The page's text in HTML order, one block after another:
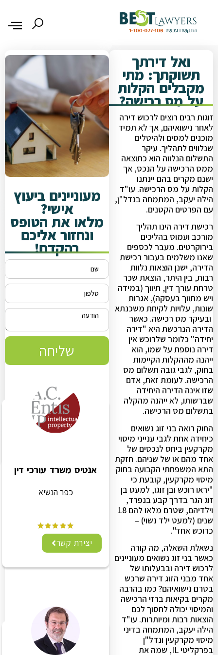
ואל דירתך
תשוקתך: מתי
מקבלים הקלות
על מס רכישה?
זוגות רבים רוצים לרכוש דירה
לאחר נישואיהם, אך לא תמיד
מוכנים למסים ולהיטלים
שנלווים לתהליך. עיקר
התשלום הנלווה הוא כתוצאה
ממס הרכישה על הנכס, אך
ישנם מקרים בהם יינתנו
הקלות על מס הרכישה. עו"ד
הילה יעקב, המתמחה בנדל"ן,
עם הפרטים הקטנים.
רכישת דירה הינו תהליך
מורכב ועמוס בהליכים
בירוקרטים. מעבר לכספים
שאנו משלמים בעבור רכישת
הדירה, ישנן הוצאות נלוות
רבות, בין היתר, הוצאת שכר
טרחת עורך דין, תיווך (במידה
ויש מתווך בעסקה), אגרות
שונות, עלויות לקיחת משכנתא
ובעיקר מס רכישה. כאשר
הדירה הנרכשת היא "דירה
יחידה" כלומר שלרוכש אין
דירה נוספת על שמו, הוא
ייהנה מההקלות הקיימות
בחוק, לגבי גובה תשלום מס
הרכישה. לעומת זאת, אדם
שזו אינה הדירה היחידה
שברשותו, לא ייהנה מהקלה
בתשלום מס הרכישה.
החוק רואה בני זוג נשואים
כיחידה אחת לגבי ענייני מיסוי
מקרקעין ביחס לנכסים של
אחד מהם או של שניהם. חזקת
התא המשפחתי הקבועה בחוק
מיסוי מקרקעין, קובעת כי
"יראו רוכש ובן זוגו, למעט בן
זוג הגר בדרך קבע בנפרד,
וילדיהם, שטרם מלאו להם 18
שנים (למעט ילד נשוי) –
כרוכש אחד".
נשאלת השאלה, מה קורה
כאשר בני זוג נשואים מעוניינים
לרכוש דירה ובבעלותו של
אחד מבני הזוג דירה שרכש
בטרם נישואיהם? כמו בהרבה
מקרים בקיאות ברזי הרכישה
והמיסוי יכולה לחסוך לכם
הוצאות רבות ומיותרות. עו"ד
הילה יעקב, המתמחה בדיני
מיסוי מקרקעין ונדל"ן
בפרקליטי IL, שמה את
מעוניינים ביעוץ
אישי?
מלאו את הטופס
ונחזור אליכם
בהקדם!
שליחה
אנטיס משרד עורכי דין
כפר הנשיא
יצירת קשר